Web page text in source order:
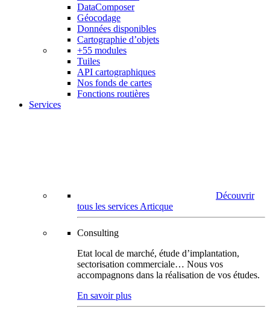
DataComposer
Géocodage
Données disponibles
Cartographie d’objets
+55 modules
Tuiles
API cartographiques
Nos fonds de cartes
Fonctions routières
Services
Découvrir
tous les services Articque
Consulting
Etat local de marché, étude d’implantation,
sectorisation commerciale… Nous vos
accompagnons dans la réalisation de vos études.
En savoir plus